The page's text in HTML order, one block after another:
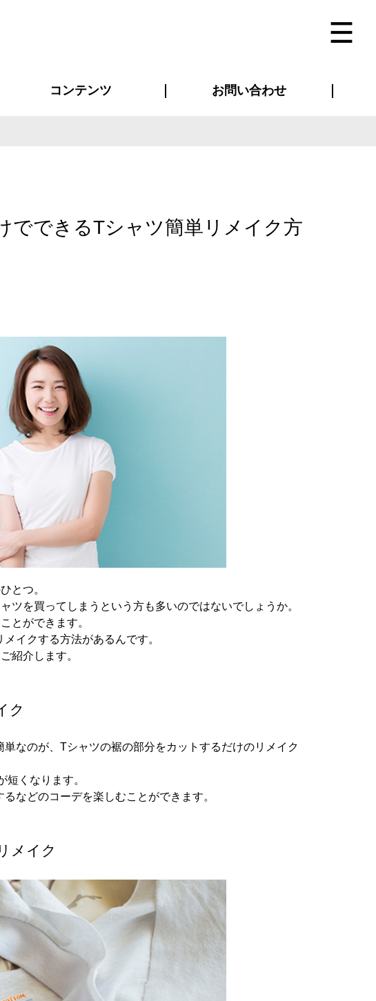
コンテンツ お問い合わせ
できるTシャツ簡単リメイク方
とつ。
を買ってしまうという方も多いのではないでしょうか。
とができます。
イクする方法があるんです。
紹介します。
ク
なのが、Tシャツの裾の部分をカットするだけのリメイク
くなります。
などのコーデを楽しむことができます。
メイク